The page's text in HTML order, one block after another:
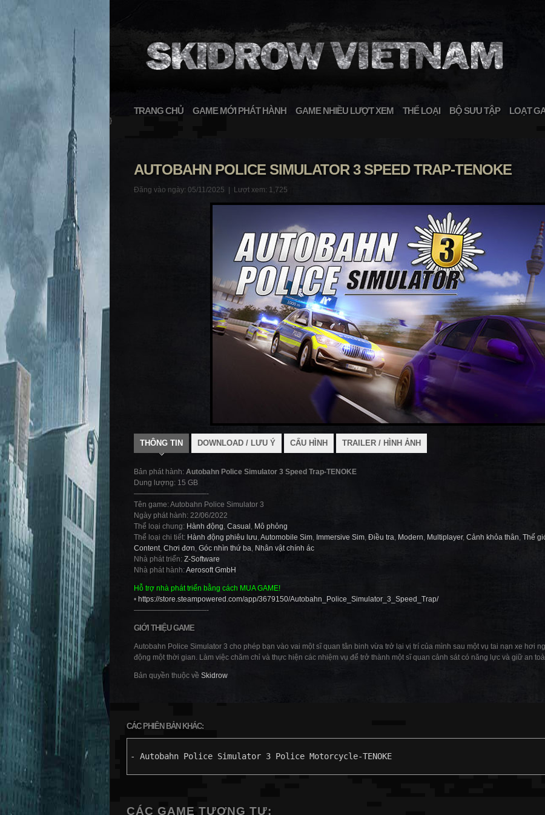
TRANG CHỦ GAME MỚI PHÁT HÀNH GAME NHIỀU LƯỢT XEM THỂ LOẠI BỘ SƯU TẬP LOẠT
}
AUTOBAHN POLICE SIMULATOR 3 SPEED TRAP-TENOKE
Đăng vào ngày: 05/11/2025 | Lượt xem: 1,725
THÔNG TIN DOWNLOAD / LƯU Ý CẤU HÌNH TRAILER / HÌNH ẢNH
Bản phát hành: Autobahn Police Simulator 3 Speed Trap-TENOKE
Dung lượng: 15 GB
——————————-
Tên game: Autobahn Police Simulator 3
Ngày phát hành: 22/06/2022
Thể loại chung: Hành động, Casual , Mô phỏng
Thể loại chi tiết: Hành động phiêu lưu,Automobile Sim, Immersive Sim, Điều tra, Modern, Multiplayer, Cảnh khỏa thân, Thế
Content, Chơi đơn, Góc nhìn thứ ba, Nhân vật chính ác
Nhà phát triển: Z-Software
Nhà phát hành:Aerosoft GmbH
Hỗ trợ nhà phát triển bằng cách MUA GAME!
• https://store.steampowered.com/app/3679150/Autobahn_Police_Simulator_3_Speed_Trap/
——————————-
GIỚI THIỆU GAME
Autobahn Police Simulator 3 cho phép bạn vào vai một sĩ quan tân binh vừa trở lại vị trí của mình sau một vụ tai nạn xe hơi
động một thời gian. Làm việc chăm chỉ và thực hiện các nhiệm vụ để trở thành một sĩ quan cảnh sát có năng lực và giữ an
Bản quyền thuộc về Skidrow
CÁC PHIÊN BẢN KHÁC:
- Autobahn Police Simulator 3 Police Motorcycle-TENOKE
CÁC GAME TƯƠNG TỰ: